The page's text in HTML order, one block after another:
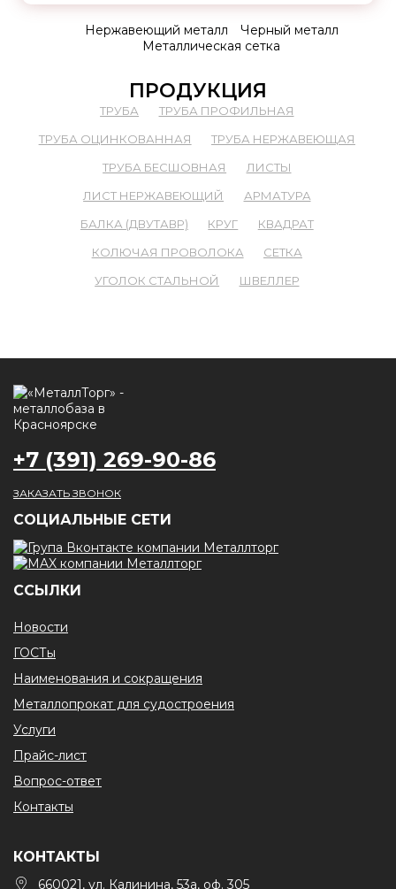
Нержавеющий металл
Черный металл
Металлическая сетка
ПРОДУКЦИЯ
ТРУБА
ТРУБА ПРОФИЛЬНАЯ
ТРУБА ОЦИНКОВАННАЯ
ТРУБА НЕРЖАВЕЮЩАЯ
ТРУБА БЕСШОВНАЯ
ЛИСТЫ
ЛИСТ НЕРЖАВЕЮЩИЙ
АРМАТУРА
БАЛКА (ДВУТАВР)
КРУГ
КВАДРАТ
КОЛЮЧАЯ ПРОВОЛОКА
СЕТКА
УГОЛОК СТАЛЬНОЙ
ШВЕЛЛЕР
+7 (391) 269-90-86
ЗАКАЗАТЬ ЗВОНОК
CОЦИАЛЬНЫЕ СЕТИ
ССЫЛКИ
Новости
ГОСТы
Наименования и сокращения
Металлопрокат для судостроения
Услуги
Прайс-лист
Вопрос-ответ
Контакты
КОНТАКТЫ
660021, ул. Калинина, 53а, оф. 305